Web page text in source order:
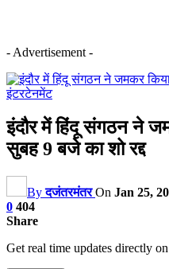
- Advertisement -
इंटरटेनमेंट
इंदौर में हिंदू संगठन ने
सुबह 9 बजे का शो रद्द
Byदजंतरमंतर On Jan 25,
0 404
Share
Get real time updates directly